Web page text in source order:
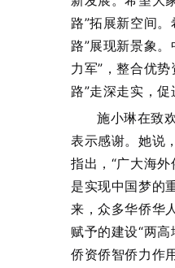
路”拓展新空间
路”展现新景象
力军”，整合优
路”走深走实，
施小琳在致
表示感谢。她说
指出，“广大海
是实现中国梦的
来，众多华侨华
赋予的建设“两
侨资侨智侨力作